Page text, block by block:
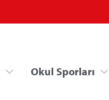
Okul Sporları